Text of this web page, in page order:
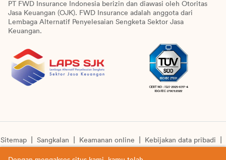
PT FWD Insurance Indonesia berizin dan diawasi oleh Otoritas
Jasa Keuangan (OJK). FWD Insurance adalah anggota dari
Lembaga Alternatif Penyelesaian Sengketa Sektor Jasa
Keuangan.
Sitemap Sangkalan Keamanan online
Kebijakan data pribadi